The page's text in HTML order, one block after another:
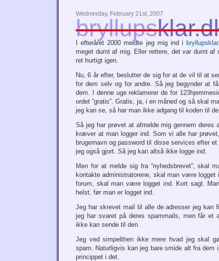
Wednesday, February 21st, 2007
bryllups
I efteråret 2000 meldte jeg mig ind i
meget dumt af mig. Eller rettere, det var dumt
ret hurtigt igen.
Nu, 6 år efter, beslutter de sig for at de vil til at
for dem selv og for andre. Så jeg begynder at
dem. I denne uge reklamerer de for
ordet “gratis”. Gratis, ja, i en måned og så skal
jeg kan se, så har man ikke adgang til koden til
Så jeg har prøvet at afmelde mig gennem deres
kræver at man logger ind. Som vi alle har
brugernavn og password til disse services efter
jeg også gjort. Så jeg kan altså ikke logge ind.
Men for at melde sig fra “nyhedsbrevet”, skal
kontakte administratorene, skal man være logget
forum, skal man være logget ind. Kort sagt.
helst, før man er logget ind.
Jeg har skrevet mail til alle de adresser jeg kan
jeg har svaret på deres spammails, men får et
ikke kan sende til den.
Jeg ved simpelthen ikke mere hvad jeg skal
spam. Naturligvis kan jeg bare smide alt fra dem
princippet i det.